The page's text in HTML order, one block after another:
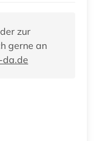
zur
gerne an
da.de